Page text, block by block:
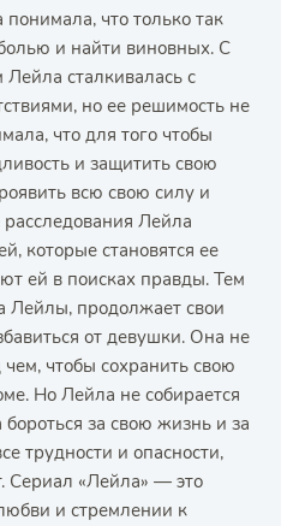
что только так
и найти виновных. С
сталкивалась с
но ее решимость не
что для того чтобы
и защитить свою
всю свою силу и
Лейла
которые становятся ее
ей в поисках правды. Тем
Лейлы, продолжает свои
от девушки. Она не
чтобы сохранить свою
Но Лейла не собирается
бороться за свою жизнь и за
трудности и опасности,
Сериал «Лейла» — это
и стремлении к